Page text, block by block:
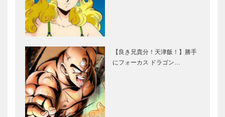
【良き兄貴分！天津飯！】勝手
にフォーカス ドラゴン…